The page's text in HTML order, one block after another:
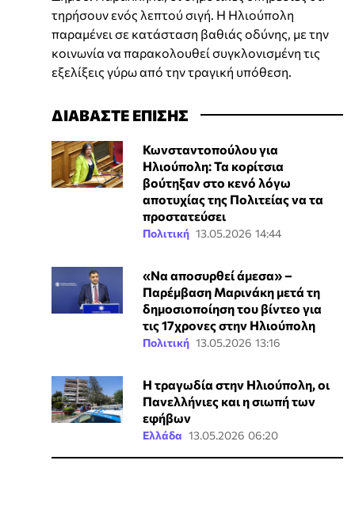
τηρήσουν ενός λεπτού σιγή. Η Ηλιούπολη
παραμένει σε κατάσταση βαθιάς οδύνης, με την
κοινωνία να παρακολουθεί συγκλονισμένη τις
εξελίξεις γύρω από την τραγική υπόθεση.
ΔΙΑΒΑΣΤΕ ΕΠΙΣΗΣ
Κωνσταντοπούλου για
Ηλιούπολη: Τα κορίτσια
βούτηξαν στο κενό λόγω
αποτυχίας της Πολιτείας να τα
προστατεύσει
Πολιτική 13.05.2026 14:44
«Να αποσυρθεί άμεσα» –
Παρέμβαση Μαρινάκη μετά τη
δημοσιοποίηση του βίντεο για
τις 17χρονες στην Ηλιούπολη
Πολιτική 13.05.2026 13:16
Η τραγωδία στην Ηλιούπολη, οι
Πανελλήνιες και η σιωπή των
εφήβων
Ελλάδα 13.05.2026 06:20